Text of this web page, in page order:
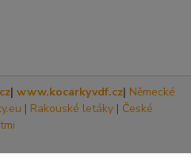
|www.kocarkyvdf.cz| Německé
| Rakouské letáky | České